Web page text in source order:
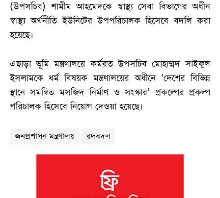
(উপসচিব) শামীম আহমেদকে স্বাস্থ্য সেবা বিভাগের অধীন
স্বাস্থ্য অর্থনীতি ইউনিটের উপপরিচালক হিসেবে বদলি করা
হয়েছে।
এছাড়া ভূমি মন্ত্রণালয়ে কর্মরত উপসচিব মোহাম্মদ সাইফুল
ইসলামকে ধর্ম বিষয়ক মন্ত্রণালয়ের অধীনে ‘দেশের বিভিন্ন
স্থানে সমন্বিত মসজিদ নির্মাণ ও সংস্কার’ প্রকল্পের প্রকল্প
পরিচালক হিসেবে নিয়োগ দেওয়া হয়েছে।
জনপ্রশাসন মন্ত্রণালয় রদবদল